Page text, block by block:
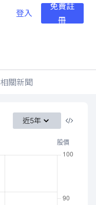
登入
免費註
冊
相關新聞
近5年